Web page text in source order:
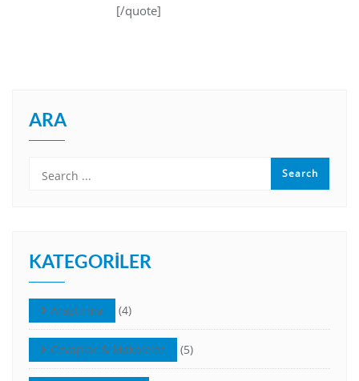
[/quote]
ARA
KATEGORILER
Araştırma (4)
Cevaplar & Makaleler (5)